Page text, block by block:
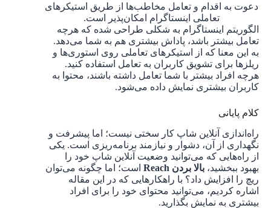
دعوت به اقدام و تعامل مخاطب‌ها از طریق استیکرهای
تعاملی اینستاگرام امکان‌پذیر است.
الگوریتم اینستاگرام به شکلی طراحی شده که هرچه
تعامل بیشتر باشد، پاداش بیشتری هم به شما می‌دهد.
به این معنا که از استیکرهای تعاملی روی استوری‌ها و
ریلزها برای تشویق کاربران به تعامل استفاده کنید.
هرچه افراد بیشتر با شما تعامل داشته باشند، محتوا به
کاربران بیشتری نمایش داده می‌شود.
کلام پایانی
راه‌اندازی آنلاین شاپ کار سختی نیست؛ اما پیشرفت و
نگهداری از آن، دشوار و نیازمند برنامه‌ریزی است. یکی
از راه‌هایی که می‌توانید وضعیت آنلاین شاپ خود را
بهبود ببخشید، بالا بردن Reach
است؛ اما چگونه می‌توان
ریچ را افزایش داد؟ با راهکارهایی که در این مقاله
اشاره کردیم، می‌توانید محتوای خود را برای افراد
بیشتری به نمایش بگذارید.